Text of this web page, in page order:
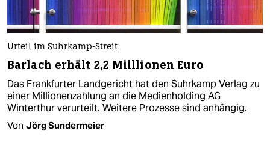
Urteil im Suhrkamp-Streit
Barlach erhält 2,2 Milllionen Euro
Das Frankfurter Landgericht hat den Suhrkamp Verlag zu
einer Millionenzahlung an die Medienholding AG
Winterthur verurteilt. Weitere Prozesse sind anhängig.
Von Jörg Sundermeier